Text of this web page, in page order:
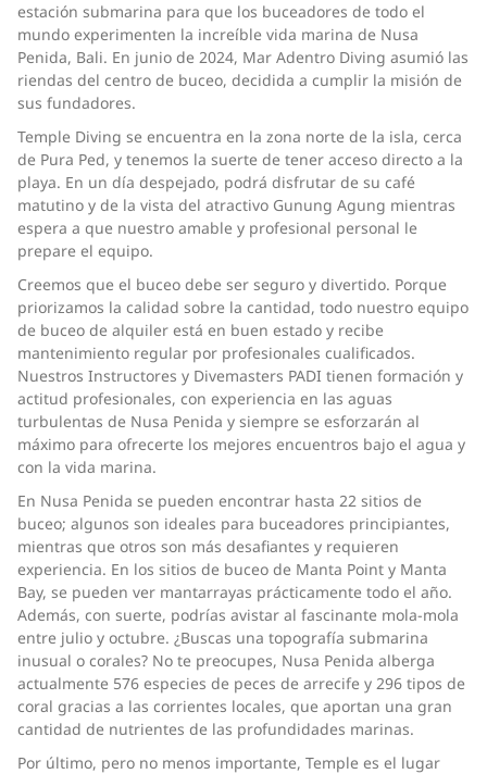
estación submarina para que los buceadores de todo el
mundo experimenten la increíble vida marina de Nusa
Penida, Bali. En junio de 2024, Mar Adentro Diving asumió las
riendas del centro de buceo, decidida a cumplir la misión de
sus fundadores.
Temple Diving se encuentra en la zona norte de la isla, cerca
de Pura Ped, y tenemos la suerte de tener acceso directo a la
playa. En un día despejado, podrá disfrutar de su café
matutino y de la vista del atractivo Gunung Agung mientras
espera a que nuestro amable y profesional personal le
prepare el equipo.
Creemos que el buceo debe ser seguro y divertido. Porque
priorizamos la calidad sobre la cantidad, todo nuestro equipo
de buceo de alquiler está en buen estado y recibe
mantenimiento regular por profesionales cualificados.
Nuestros Instructores y Divemasters PADI tienen formación y
actitud profesionales, con experiencia en las aguas
turbulentas de Nusa Penida y siempre se esforzarán al
máximo para ofrecerte los mejores encuentros bajo el agua y
con la vida marina.
En Nusa Penida se pueden encontrar hasta 22 sitios de
buceo; algunos son ideales para buceadores principiantes,
mientras que otros son más desafiantes y requieren
experiencia. En los sitios de buceo de Manta Point y Manta
Bay, se pueden ver mantarrayas prácticamente todo el año.
Además, con suerte, podrías avistar al fascinante mola-mola
entre julio y octubre. ¿Buscas una topografía submarina
inusual o corales? No te preocupes, Nusa Penida alberga
actualmente 576 especies de peces de arrecife y 296 tipos de
coral gracias a las corrientes locales, que aportan una gran
cantidad de nutrientes de las profundidades marinas.
Por último, pero no menos importante, Temple es el lugar